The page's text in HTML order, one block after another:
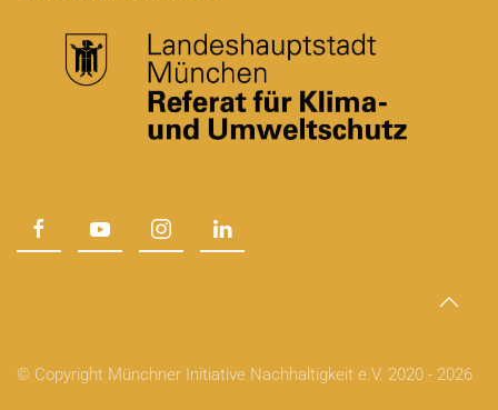
© Copyright Münchner Initiative Nachhaltigkeit e.V. 2020 - 2026